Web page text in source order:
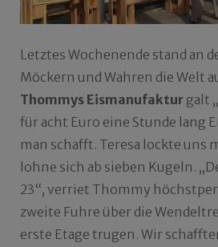
Letztes Wochenende stand an
Möckern und Wahren die Welt
Thommys Eismanufaktur galt
für acht Euro eine Stunde lang
man schafft. Teresa lockte uns
lohne sich ab sieben Kugeln.
23“, verriet Thommy
zweite Fuhre über die
erste Etage trugen. Wir